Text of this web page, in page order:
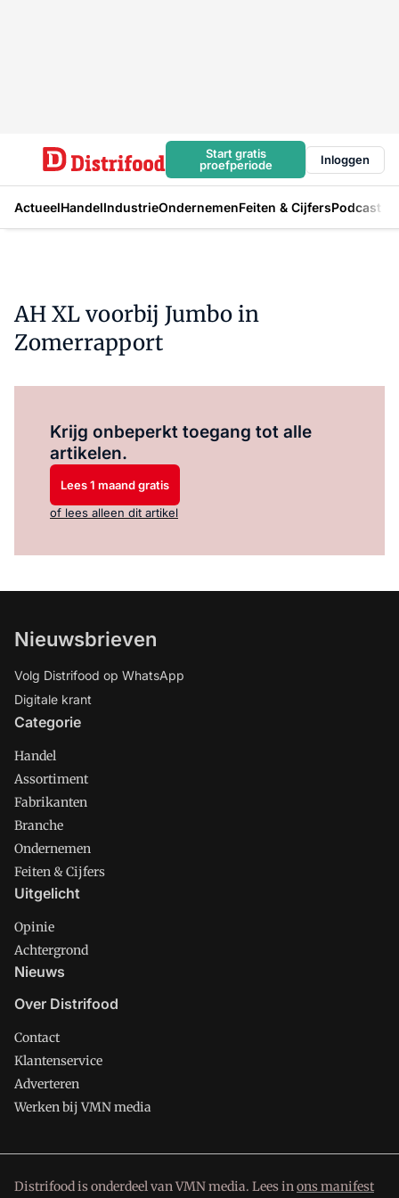
Start gratis
proefperiode
Inloggen
ActueelHandelIndustrieOndernemenFeiten & CijfersPodcast
AH XL voorbij Jumbo in
Zomerrapport
Krijg onbeperkt toegang tot alle
artikelen.
Lees 1 maand gratis
of lees alleen dit artikel
Nieuwsbrieven
Volg Distrifood op WhatsApp
Digitale krant
Categorie
Handel
Assortiment
Fabrikanten
Branche
Ondernemen
Feiten & Cijfers
Uitgelicht
Opinie
Achtergrond
Nieuws
Over Distrifood
Contact
Klantenservice
Adverteren
Werken bij VMN media
Distrifood is onderdeel van VMN media. Lees inons manifest